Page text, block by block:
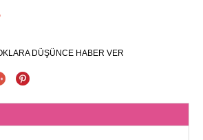
DÜŞÜNCE HABER VER